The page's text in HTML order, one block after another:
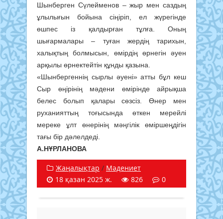
Шынберген Сүлейменов – жыр мен саздың
ұлылығын бойына сіңіріп, ел жүрегінде
өшпес із қалдырған тұлға. Оның
шығармалары – туған жердің тарихын,
халықтың болмысын, өмірдің өрнегін әуен
арқылы өрнектейтін құнды қазына.
«Шынбергеннің сырлы әуені» атты бұл кеш
Сыр өңірінің мәдени өмірінде айрықша
белес болып қалары сөзсіз. Өнер мен
руханияттың тоғысында өткен мерейлі
мереке ұлт өнерінің мәңгілік өміршеңдігін
тағы бір дәлелдеді.
А.НҰРЛАНОВА
Жаңалықтар / Мәдениет
18 қазан 2025 ж.
826 0